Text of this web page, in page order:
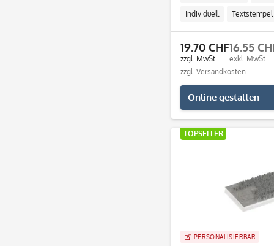
Individuell Textstempel
19.70 CHF
zzgl. MwSt.
16.55
exkl. MwSt.
zzgl. Versandkosten
Online gestalten
TOPSELLER
PERSONALISIERBAR